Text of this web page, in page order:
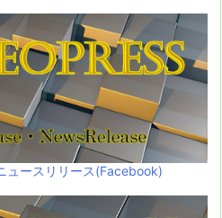
ュースリリース(Facebook)